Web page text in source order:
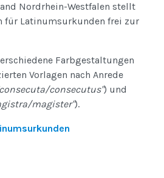
Nordrhein-Westfalen stellt
für Latinumsurkunden frei zur
Farbgestaltungen
Vorlagen nach Anrede
consecutus") und
magister").